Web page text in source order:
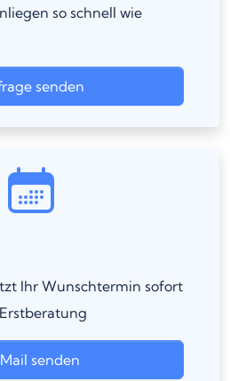
so schnell wie
senden
Ihr Wunschtermin sofort
senden